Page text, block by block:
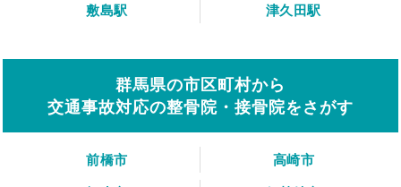
敷島駅
津久田駅
群馬県の市区町村から
交通事故対応の整骨院・接骨院をさがす
前橋市
高崎市